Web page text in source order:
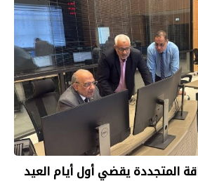
المتجددة يقضي أول أيام العيد